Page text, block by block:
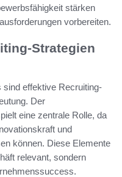
stärken
vorbereiten.
Strategien
sind effektive Recruiting-
Der
eine zentrale Rolle, da
und
können. Diese Elemente
relevant, sondern